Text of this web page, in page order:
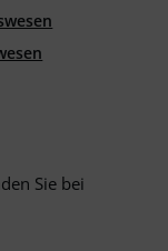
Sie bei